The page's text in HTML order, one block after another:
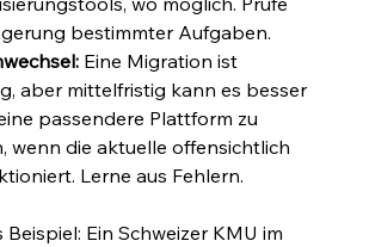
bestimmter Aufgaben.
Eine Migration ist
aber mittelfristig kann es besser
passendere Plattform zu
wenn die aktuelle offensichtlich
Lerne aus Fehlern.
Ein Schweizer KMU im